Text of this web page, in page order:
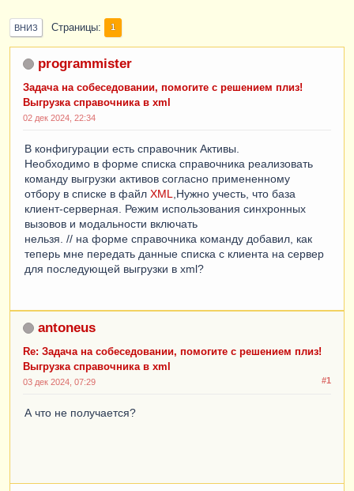
ВНИЗ Страницы 1
programmister
Задача на собеседовании, помогите с решением плиз!
Выгрузка справочника в xml
02 дек 2024, 22:34
В конфигурации есть справочник Активы.
Необходимо в форме списка справочника реализовать
команду выгрузки активов согласно примененному
отбору в списке в файл XML
,Нужно учесть, что база
клиент-серверная. Режим использования синхронных
вызовов и модальности включать
нельзя. // на форме справочника команду добавил, как
теперь мне передать данные списка с клиента на сервер
для последующей выгрузки в xml?
antoneus
Re: Задача на собеседовании, помогите с решением плиз!
Выгрузка справочника в xml
#1
03 дек 2024, 07:29
А что не получается?